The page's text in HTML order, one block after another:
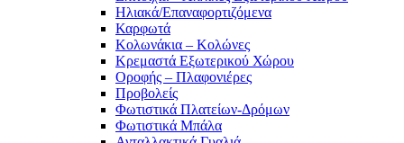
Ηλιακά/Επαναφορτιζόμενα
Καρφωτά
Κολωνάκια – Κολώνες
Κρεμαστά Εξωτερικού Χώρου
Οροφής – Πλαφονιέρες
Προβολείς
Φωτιστικά Πλατείων-Δρόμων
Φωτιστικά Μπάλα